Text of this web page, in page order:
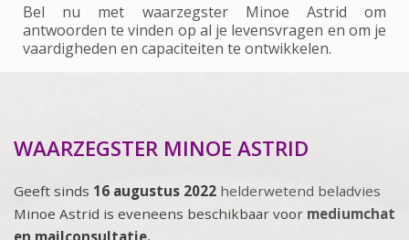
Bel nu met waarzegster Minoe Astrid om
antwoorden te vinden op al je levensvragen en om je
vaardigheden en capaciteiten te ontwikkelen.
WAARZEGSTER MINOE ASTRID
Geeft sinds 16 augustus 2022 helderwetend beladvies
Minoe Astrid is eveneens beschikbaar voor mediumchat
en mailconsultatie.